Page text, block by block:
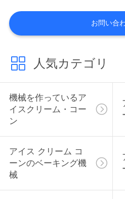
い
用
を
要
求
し
て
下
転がされ
円錐形機械
ァーの円錐
お問い合
人気カテゴリ
機械を作っているア
イスクリーム・コー
ン
アイス クリーム コ
ーンのベーキング機
械